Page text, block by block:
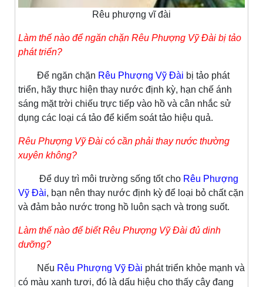
Rêu phượng vĩ đài
Làm thế nào để ngăn chặn Rêu Phượng Vỹ Đài bị tảo
phát triển?
Để ngăn chặn Rêu Phượng Vỹ Đài bị tảo phát
triển, hãy thực hiện thay nước định kỳ, hạn chế ánh
sáng mặt trời chiếu trực tiếp vào hồ và cân nhắc sử
dụng các loại cá tảo để kiểm soát tảo hiệu quả.
Rêu Phượng Vỹ Đài có cần phải thay nước thường
xuyên không?
Để duy trì môi trường sống tốt cho Rêu Phượng
Vỹ Đài, bạn nên thay nước định kỳ để loại bỏ chất cặn
và đảm bảo nước trong hồ luôn sạch và trong suốt.
Làm thế nào để biết Rêu Phượng Vỹ Đài đủ dinh
dưỡng?
Nếu Rêu Phượng Vỹ Đài phát triển khỏe mạnh và
có màu xanh tươi, đó là dấu hiệu cho thấy cây đang